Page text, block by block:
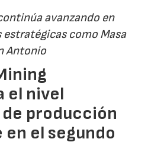
avanzando en
como Masa
Antonio
el nivel
producción
en el segundo